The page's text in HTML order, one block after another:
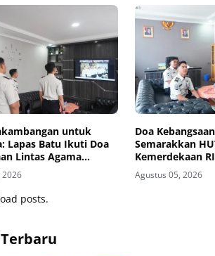
untuk
Lapas Batu Ikuti Doa
Lintas Agama
ke-81 RI
2026
Doa
Semarakkan
Kemerdekaan
Teguhkan
Secara Virtual
Agustus 05, 2026
posts.